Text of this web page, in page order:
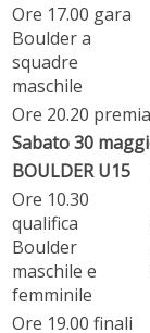
Ore 17.00 gara
Boulder a
squadre
maschile
Ore 20.20
Sabato 30
BOULDER U15
Ore 10.30
qualifica
Boulder
maschile e
femminile
Ore 19.00 finali